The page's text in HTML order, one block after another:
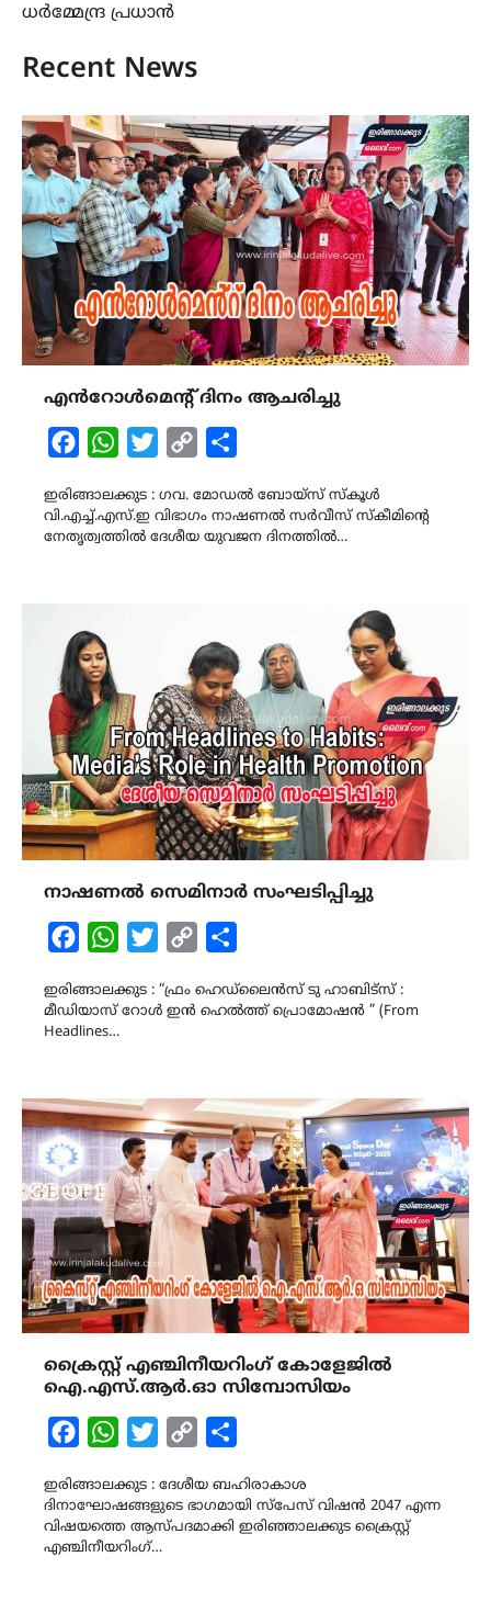
ധർമ്മേന്ദ്ര പ്രധാൻ
Recent News
എൻറോൾമെൻ്റ് ദിനം ആചരിച്ചു
FacebookWhatsAppTwitterCopy
ഇരിങ്ങാലക്കുട : ഗവ. മോഡൽ ബോയ്സ് സ്കൂൾ
വി.എച്ച്.എസ്.ഇ വിഭാഗം നാഷണൽ സർവീസ് സ്കീമിൻ്റെ
നേതൃത്വത്തിൽ ദേശീയ യുവജന ദിനത്തിൽ…
നാഷണൽ സെമിനാർ സംഘടിപ്പിച്ചു
FacebookWhatsAppTwitterCopy
ഇരിങ്ങാലക്കുട : “ഫ്രം ഹെഡ്ലൈൻസ് ടു ഹാബിട്സ് :
മീഡിയാസ്‌ റോൾ ഇൻ ഹെൽത്ത്‌ പ്രൊമോഷൻ ” (From
Headlines…
ക്രൈസ്റ്റ് എഞ്ചിനീയറിംഗ് കോളേജിൽ
ഐ.എസ്.ആർ.ഓ സിമ്പോസിയം
FacebookWhatsAppTwitterCopy
ഇരിങ്ങാലക്കുട : ദേശീയ ബഹിരാകാശ
ദിനാഘോഷങ്ങളുടെ ഭാഗമായി സ്പേസ് വിഷൻ 2047 എന്ന
വിഷയത്തെ ആസ്പദമാക്കി ഇരിഞ്ഞാലക്കുട ക്രൈസ്റ്റ്
എഞ്ചിനീയറിംഗ്…